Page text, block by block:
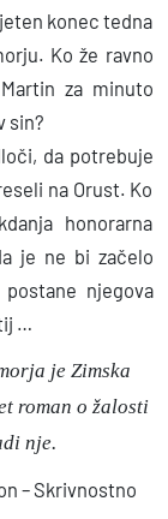
konec tedna
Ko že ravno
za minuto
sin?
da potrebuje
na Orust. Ko
honorarna
je ne bi začelo
njegova
…
je Zimska
roman o žalosti
nje.
– Skrivnostno